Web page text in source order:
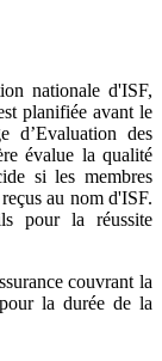
nationale d'ISF,
planifiée avant le
d’Evaluation des
évalue la qualité
si les membres
au nom d'ISF.
pour la réussite
couvrant la
la durée de la